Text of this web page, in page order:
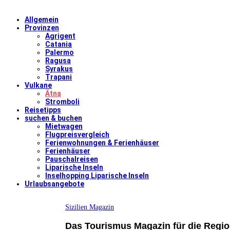
Allgemein
Provinzen
Agrigent
Catania
Palermo
Ragusa
Syrakus
Trapani
Vulkane
Ätna
Stromboli
Reisetipps
suchen & buchen
Mietwagen
Flugpreisvergleich
Ferienwohnungen & Ferienhäuser
Ferienhäuser
Pauschalreisen
Liparische Inseln
Inselhopping Liparische Inseln
Urlaubsangebote
Sizilien Magazin
Das Tourismus Magazin für die